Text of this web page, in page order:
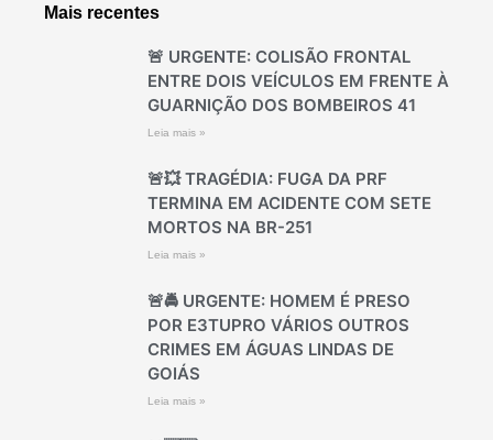
Mais recentes
🚨 URGENTE: COLISÃO FRONTAL
ENTRE DOIS VEÍCULOS EM FRENTE À
GUARNIÇÃO DOS BOMBEIROS 41
Leia mais »
🚨💥 TRAGÉDIA: FUGA DA PRF
TERMINA EM ACIDENTE COM SETE
MORTOS NA BR-251
Leia mais »
🚨🚔 URGENTE: HOMEM É PRESO
POR E3TUPRO VÁRIOS OUTROS
CRIMES EM ÁGUAS LINDAS DE
GOIÁS
Leia mais »